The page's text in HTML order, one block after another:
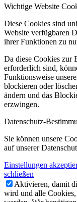
Wichtige Website
Diese Cookies sind
Website verfügbaren
ihrer Funktionen zu
Da diese Cookies zur
erforderlich sind,
Funktionsweise
blockieren oder
ändern und das
erzwingen.
Datenschutz-
Sie können unsere
auf unserer
Einstellungen
schließen
Aktivieren, damit
wird und alle